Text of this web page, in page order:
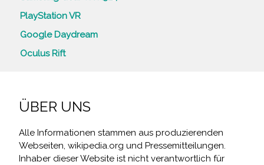
PlayStation VR
Google Daydream
Oculus Rift
ÜBER UNS
Alle Informationen stammen aus produzierenden
Webseiten, wikipedia.org und Pressemitteilungen.
Inhaber dieser Website ist nicht verantwortlich für